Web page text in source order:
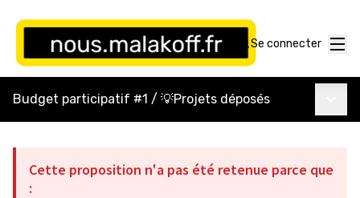
Se connecter
Budget participatif #1 / 💡Projets déposés
Cette proposition n'a pas été retenue parce que
: